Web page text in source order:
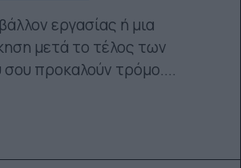
εργασίας ή μια
μετά το τέλος των
προκαλούν τρόμο....